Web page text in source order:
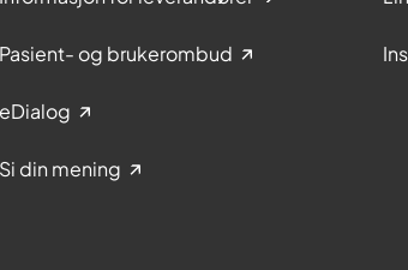
Pasient- og brukerombud
eDialog
Si din mening